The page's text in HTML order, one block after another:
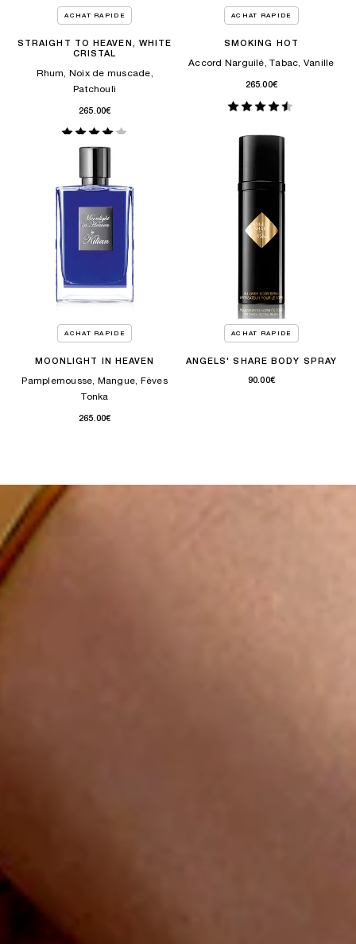
ACHAT RAPIDE
STRAIGHT TO HEAVEN, WHITE
CRISTAL
Rhum, Noix de muscade,
Patchouli
265.00€
ACHAT RAPIDE
SMOKING HOT
Accord Narguilé, Tabac, Vanille
265.00€
ACHAT RAPIDE
MOONLIGHT IN HEAVEN
Pamplemousse, Mangue, Fèves
Tonka
265.00€
ACHAT RAPIDE
ANGELS' SHARE BODY SPRAY
90.00€